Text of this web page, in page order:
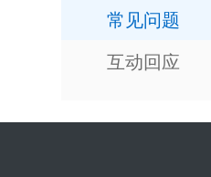
常见问题
互动回应